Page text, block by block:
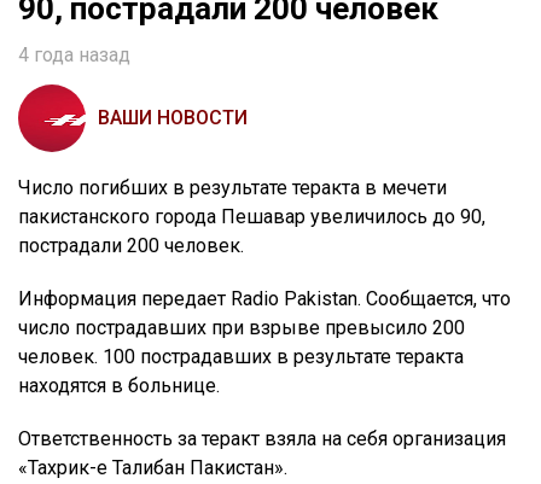
90, пострадали 200 человек
4 года назад
ВАШИ НОВОСТИ
Число погибших в результате теракта в мечети
пакистанского города Пешавар увеличилось до 90,
пострадали 200 человек.
Информация передает Radio Pakistan. Сообщается, что
число пострадавших при взрыве превысило 200
человек. 100 пострадавших в результате теракта
находятся в больнице.
Ответственность за теракт взяла на себя организация
«Тахрик-е Талибан Пакистан».